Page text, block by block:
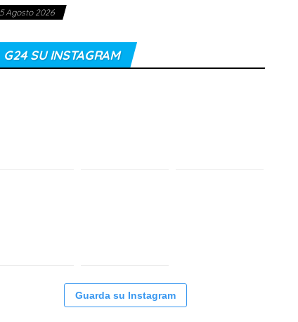
5 Agosto 2026
G24 SU INSTAGRAM
Guarda su Instagram